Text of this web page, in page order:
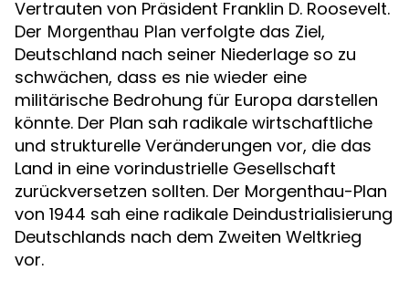
Vertrauten von Präsident Franklin D. Roosevelt.
Der Morgenthau Plan verfolgte das Ziel,
Deutschland nach seiner Niederlage so zu
schwächen, dass es nie wieder eine
militärische Bedrohung für Europa darstellen
könnte. Der Plan sah radikale wirtschaftliche
und strukturelle Veränderungen vor, die das
Land in eine vorindustrielle Gesellschaft
zurückversetzen sollten. Der Morgenthau-Plan
von 1944 sah eine radikale Deindustrialisierung
Deutschlands nach dem Zweiten Weltkrieg
vor.